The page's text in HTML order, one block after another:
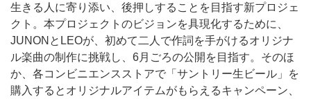
生きる人に寄り添い、後押しすることを目指す新プロジェ
クト。本プロジェクトのビジョンを具現化するために、
JUNONとLEOが、初めて二人で作詞を手がけるオリジナ
ル楽曲の制作に挑戦し、6月ごろの公開を目指す。そのほ
か、各コンビニエンスストアで「サントリー生ビール」を
購入するとオリジナルアイテムがもらえるキャンペーン、